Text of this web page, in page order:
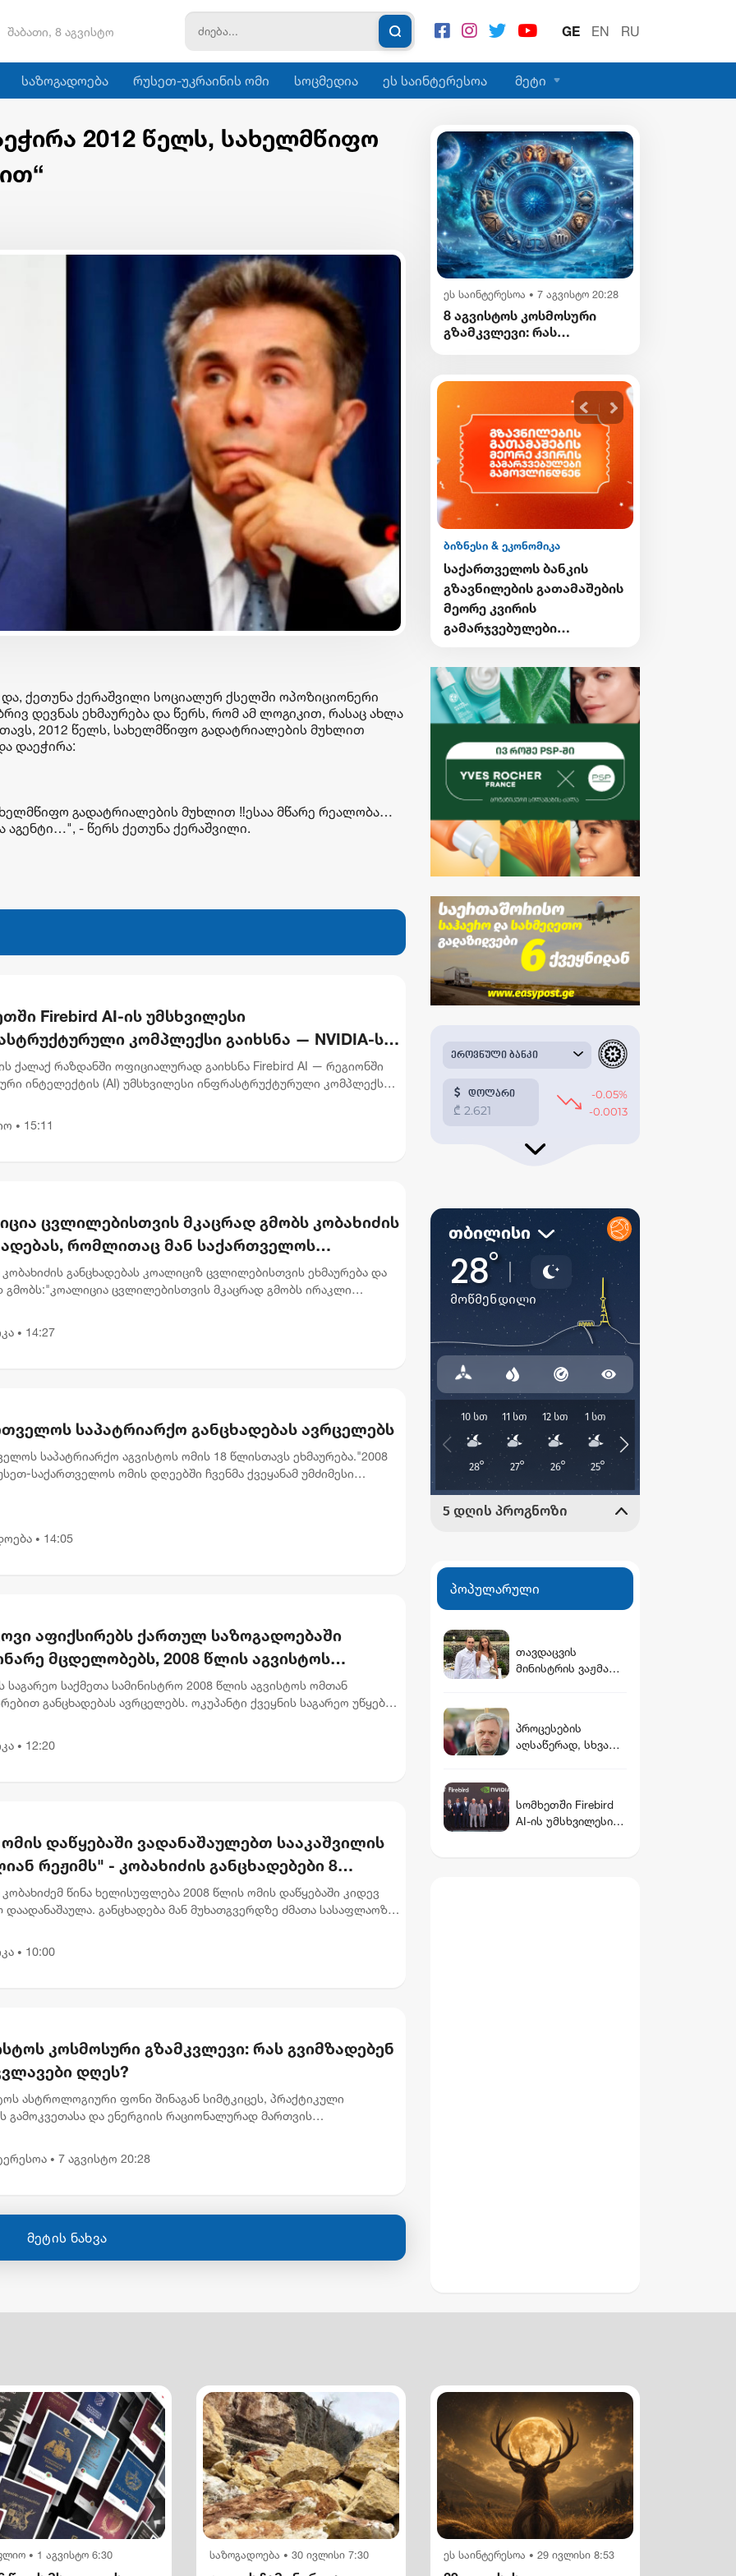
შაბათი, 8 აგვისტო GE EN RU
საზოგადოება რუსეთ-უკრაინის ომი სოცმედია ეს საინტერესოა მეტი
2012 წელს, სახელმწიფო
ქეთუნა ქერაშვილი სოციალურ ქსელში ოპოზიციონერი
დევნას ეხმაურება და წერს, რომ ამ ლოგიკით, რასაც ახლა
2012 წელს, სახელმწიფო გადატრიალების მუხლით
დაეჭირა:
გადატრიალების მუხლით ‼️ესაა მწარე რეალობა…
აგენტი…", - წერს ქეთუნა ქერაშვილი.
Firebird AI-ის უმსხვილესი
კომპლექსი გაიხსნა — NVIDIA-ს
$5 მილიარდამდე ინვესტიცია
ქალაქ რაზდანში ოფიციალურად გაიხსნა Firebird AI — რეგიონში
ინტელექტის (AI) უმსხვილესი ინფრასტრუქტურული კომპლექსი,
• 15:11
ცვლილებისთვის მკაცრად გმობს კობახიძის
რომლითაც მან საქართველოს
საწინააღმდეგოდ ისტორიული ფაქტები
გააყალბა
განცხადებას კოალიციზ ცვლილებისთვის ეხმაურება და
გმობს:"კოალიცია ცვლილებისთვის მკაცრად გმობს ირაკლი
ეროვნულ...
• 14:27
საპატრიარქო განცხადებას ავრცელებს
საპატრიარქო აგვისტოს ომის 18 წლისთავს ეხმაურება."2008
საქართველოს ომის დღეებში ჩვენმა ქვეყანამ უმძიმესი
• 14:05
აფიქსირებს ქართულ საზოგადოებაში
მცდელობებს, 2008 წლის აგვისტოს
გადაფასებაზე. საქართველოს
განცხადებებს შერიგების
საგარეო საქმეთა სამინისტრო 2008 წლის აგვისტოს ომთან
განცხადებას ავრცელებს. ოკუპანტი ქვეყნის საგარეო უწყების
მიმ...
• 12:20
ომის დაწყებაში ვადანაშაულებთ სააკაშვილის
რეჟიმს" - კობახიძის განცხადებები 8
ძმათა სასაფლაოზე
წინა ხელისუფლება 2008 წლის ომის დაწყებაში კიდევ
განცხადება მან მუხათგვერდზე ძმათა სასაფლაოზე,
• 10:00
კოსმოსური გზამკვლევი: რას გვიმზადებენ
დღეს?
ასტროლოგიური ფონი შინაგან სიმტკიცეს, პრაქტიკული
გამოკვეთასა და ენერგიის რაციონალურად მართვის
• 7 აგვისტო 20:28
მეტის ნახვა
ეს საინტერესოა • 7 აგვისტო 20:28
8 აგვისტოს კოსმოსური
გზამკვლევი: რას
ბიზნესის ჯაჭვი
ბიზნესი & ეკონომიკა
საქართველოს ბანკის
მობილბანკის მორიგი
განახლება - ახალი
შესაძლებლობები
ბიზნესი & ეკონომიკა
საქართველოს ბანკის
გზავნილების გათამაშების
მეორე კვირის
გამარჯვებულები
პოპულარული
თავდაცვის
მინისტრის ვაჟმა
რჩეული
პროცესების
აღსაწერად, სხვა
მითქვამს, რომ
ჩვენები
სომხეთში Firebird
AI-ის უმსხვილესი
• 1 აგვისტო 6:30 საზოგადოება • 30 ივლისი 7:30 ეს საინტერესოა • 29 ივლისი 8:53